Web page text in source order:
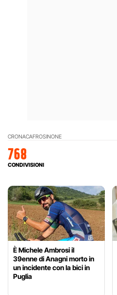
CRONACAFROSINONE
768
CONDIVISIONI
È Michele Ambrosi il
39enne di Anagni morto in
un incidente con la bici in
Puglia